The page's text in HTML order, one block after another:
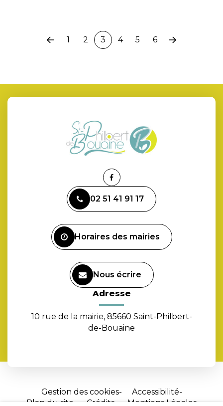
Page
1 2 3 4 5 6
Page
Lien
le
compte
02 51 41 91 17
Horaires des mairies
Nous écrire
Adresse
10 rue de la mairie, 85660 Saint-Philbert-
de-Bouaine
Gestion des cookies
Accessibilité
Plan du site
Crédits Mentions Légales